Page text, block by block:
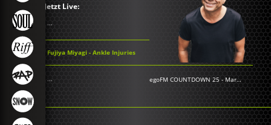
Jetzt Live:
...
Fujiya Miyagi - Ankle Injuries
... egoFM COUNTDOWN 25 - Markus Kavka